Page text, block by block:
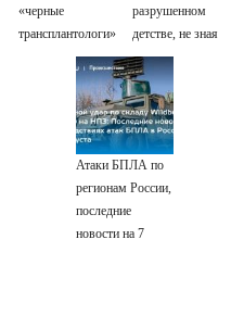
«черные
трансплантологи»
извлекали у еще
живых пациентов
разрушенном
детстве, не зная
всей правды о
своём отце -
история одной
семьи
Атаки БПЛА по
регионам России,
последние
новости на 7